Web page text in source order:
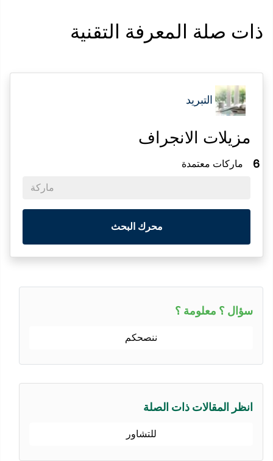
صلة المعرفة التقنية
التبريد
مزيلات الانجراف
ماركات معتمدة
محرك البحث
؟ معلومة ؟
ننصحكم
المقالات ذات الصلة
للتشاور